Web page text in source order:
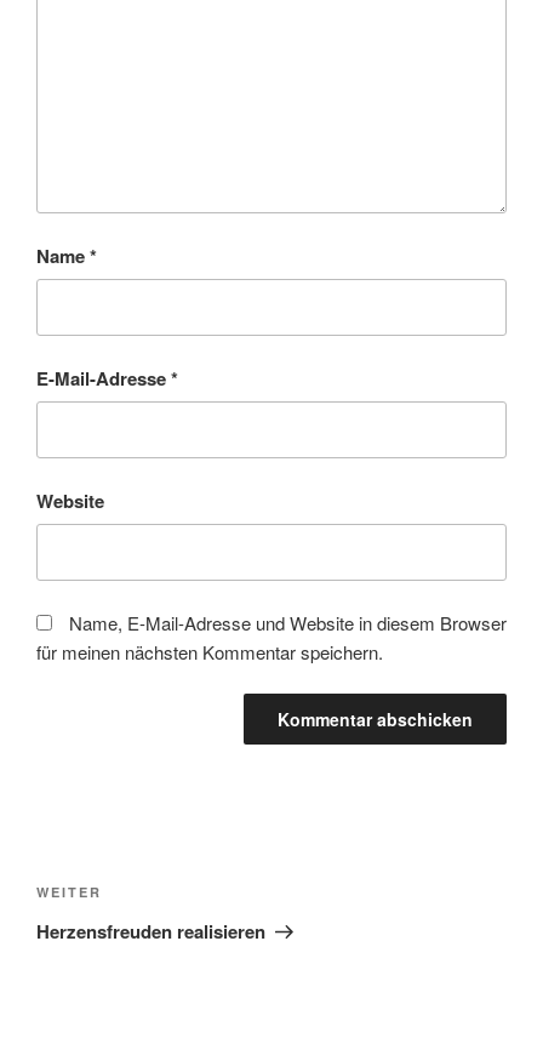
Name*
E-Mail-Adresse*
Website
Name, E-Mail-Adresse und Website in diesem Browser
für meinen nächsten Kommentar speichern.
Nächster
Beitrag
WEITER
Herzensfreuden realisieren